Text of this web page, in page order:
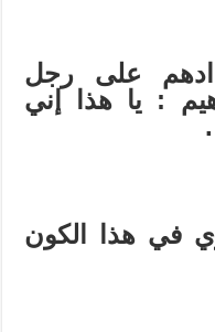
على رجل
: يا هذا إني
في هذا الكون